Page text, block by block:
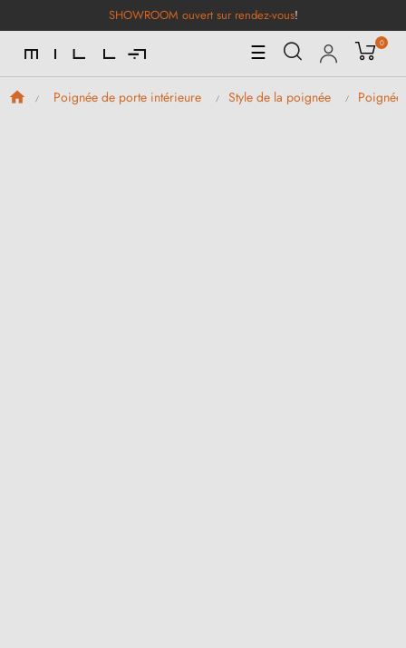
SHOWROOM ouvert sur rendez-vous!
Basculer
la
navigation
☰ 0
Poignée de porte intérieure Style de la poignée